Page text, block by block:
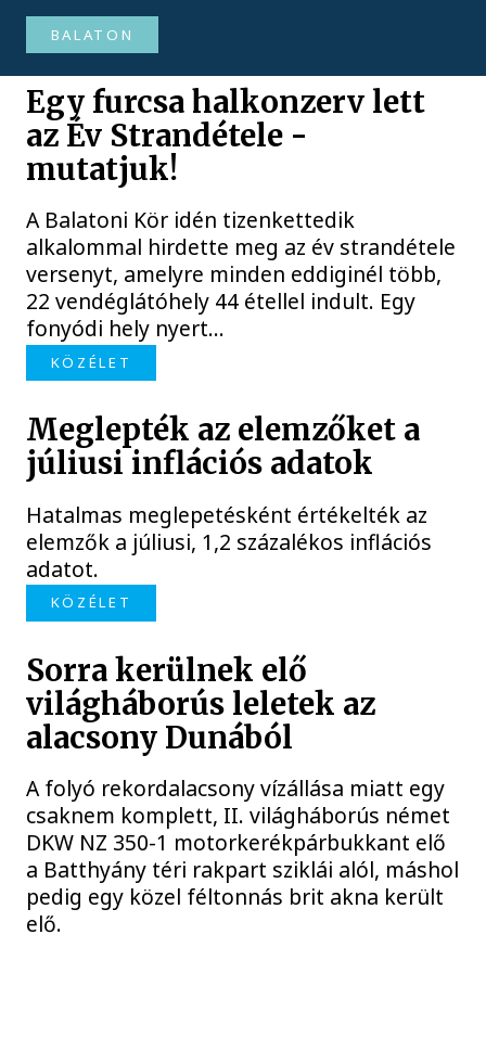
BALATON
Egy furcsa halkonzerv lett
az Év Strandétele -
mutatjuk!
A Balatoni Kör idén tizenkettedik
alkalommal hirdette meg az év strandétele
versenyt, amelyre minden eddiginél több,
22 vendéglátóhely 44 étellel indult. Egy
fonyódi hely nyert...
KÖZÉLET
Meglepték az elemzőket a
júliusi inflációs adatok
Hatalmas meglepetésként értékelték az
elemzők a júliusi, 1,2 százalékos inflációs
adatot.
KÖZÉLET
Sorra kerülnek elő
világháborús leletek az
alacsony Dunából
A folyó rekordalacsony vízállása miatt egy
csaknem komplett, II. világháborús német
DKW NZ 350-1 motorkerékpárbukkant elő
a Batthyány téri rakpart sziklái alól, máshol
pedig egy közel féltonnás brit akna került
elő.